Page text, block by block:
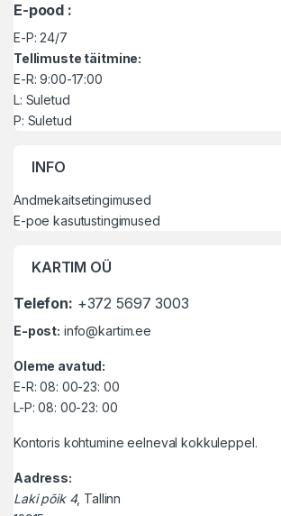
E-pood :
E-P: 24/7
Tellimuste täitmine:
E-R: 9:00-17:00
L: Suletud
P: Suletud
INFO
Andmekaitsetingimused
E-poe kasutustingimused
KARTIM OÜ
Telefon: +372 5697 3003
E-post: info@kartim.ee
Oleme avatud:
E-R: 08: 00-23: 00
L-P: 08: 00-23: 00
Kontoris kohtumine eelneval kokkuleppel.
Aadress:
Laki põik 4, Tallinn